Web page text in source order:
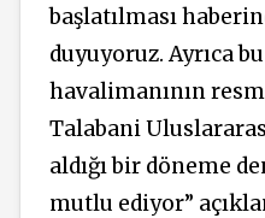
başlatılması
duyuyoruz. Ayrıca
havalimanının
Talabani
aldığı bir döneme
mutlu ediyor”